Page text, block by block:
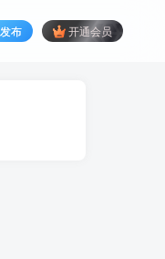
发布 开通会员